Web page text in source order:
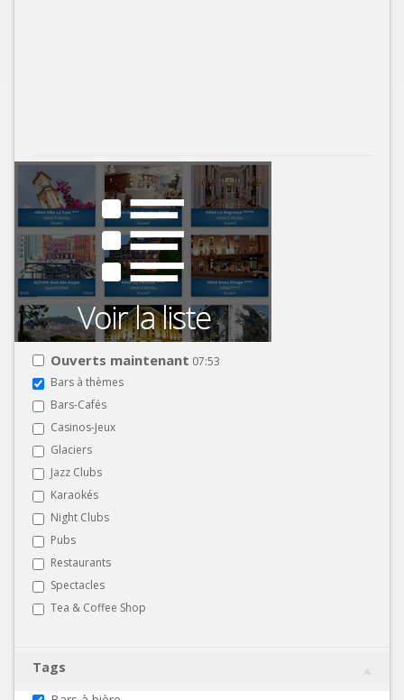
Ouverts maintenant 07:53
Bars à thèmes
Bars-Cafés
Casinos-Jeux
Glaciers
Jazz Clubs
Karaokés
Night Clubs
Pubs
Restaurants
Spectacles
Tea & Coffee Shop
Tags